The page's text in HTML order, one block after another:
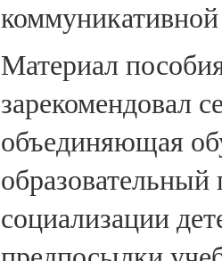
Материал
зарекомендовал
объединяющая
социализации